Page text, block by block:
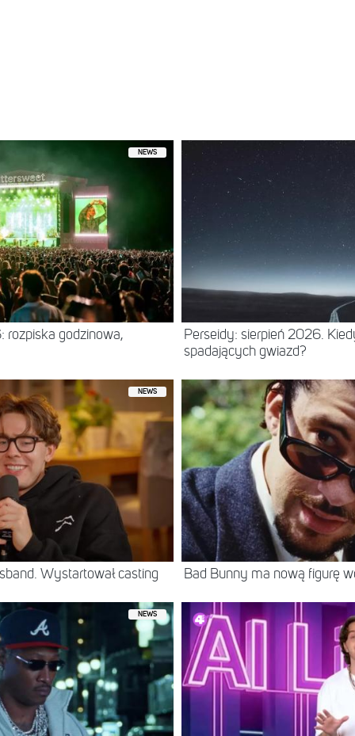
NEWS
rozpiska godzinowa,
Perseidy: sierpień 2026.
spadających gwiazd?
NEWS
Wystartował casting Bad Bunny ma nową figurę
NEWS